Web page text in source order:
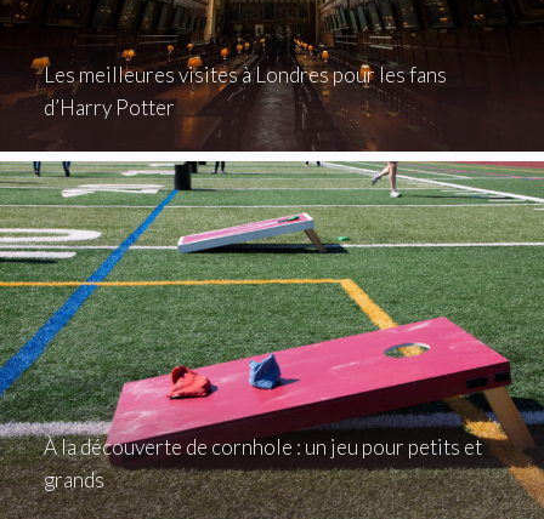
Les meilleures visites à Londres pour les fans
d’Harry Potter
À la découverte de cornhole : un jeu pour petits et
grands